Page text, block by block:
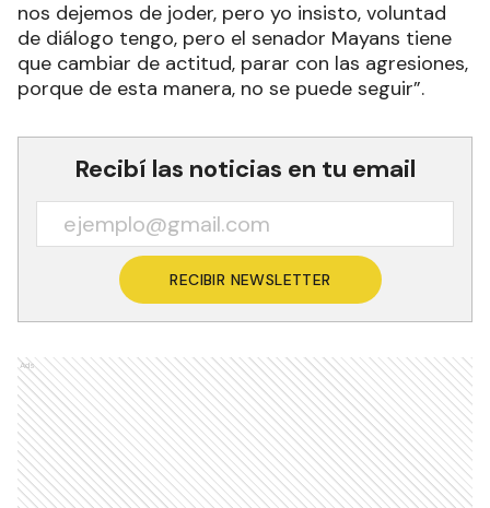
nos dejemos de joder, pero yo insisto, voluntad
de diálogo tengo, pero el senador Mayans tiene
que cambiar de actitud, parar con las agresiones,
porque de esta manera, no se puede seguir”.
Recibí las noticias en tu email
RECIBIR NEWSLETTER
Ads